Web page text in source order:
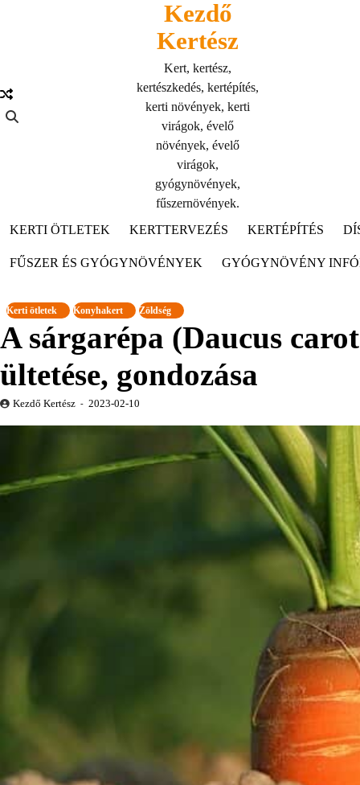
Kezdő
Kertész
Kert, kertész,
kertészkedés, kertépítés,
kerti növények, kerti
virágok, évelő
növények, évelő
virágok,
gyógynövények,
fűszernövények.
KERTI ÖTLETEK
KERTTERVEZÉS KERTÉPÍTÉS
FŰSZER ÉS GYÓGYNÖVÉNYEK GYÓGYNÖVÉNY
Kerti ötletek Konyhakert Zöldség
A sárgarépa (Daucus
ültetése, gondozása
Kezdő Kertész 2023-02-10